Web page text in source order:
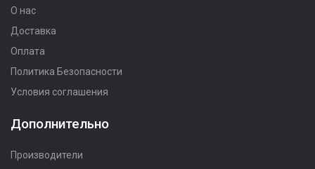
О нас
Доставка
Оплата
Политика Безопасности
Условия соглашения
Дополнительно
Производители